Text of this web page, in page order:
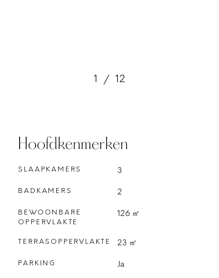
1 / 12
Hoofdkenmerken
SLAAPKAMERS 3
BADKAMERS 2
BEWOONBARE
OPPERVLAKTE
126 ㎡
TERRASOPPERVLAKTE 23 ㎡
PARKING Ja